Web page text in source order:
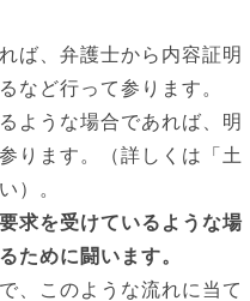
ば、弁護士から内容証明
など行って参ります。
ような場合であれば、明
ります。（詳しくは「土
）。
求を受けているような場
ために闘います。
、このような流れに当て